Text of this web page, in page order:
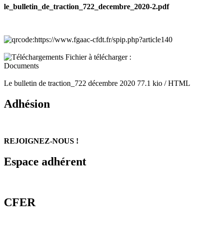
le_bulletin_de_traction_722_decembre_2020-2.pdf
Fichier à télécharger :
Documents
Le bulletin de traction_722 décembre 2020 77.1 kio / HTML
Adhésion
REJOIGNEZ-NOUS !
Espace adhérent
CFER